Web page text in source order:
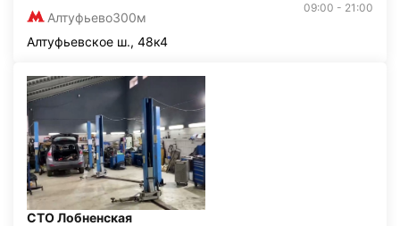
Алтуфьево300м
09:00 - 21:00
Алтуфьевское ш., 48к4
СТО Лобненская